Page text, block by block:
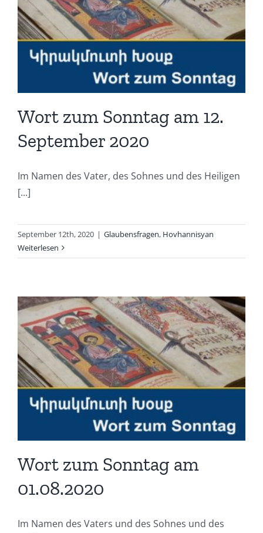
Wort zum Sonntag am 12.
September 2020
Im Namen des Vater, des Sohnes und des Heiligen
[...]
September 12th, 2020 | Glaubensfragen, Hovhannisyan
Weiterlesen
Wort zum Sonntag am
01.08.2020
Im Namen des Vaters und des Sohnes und des